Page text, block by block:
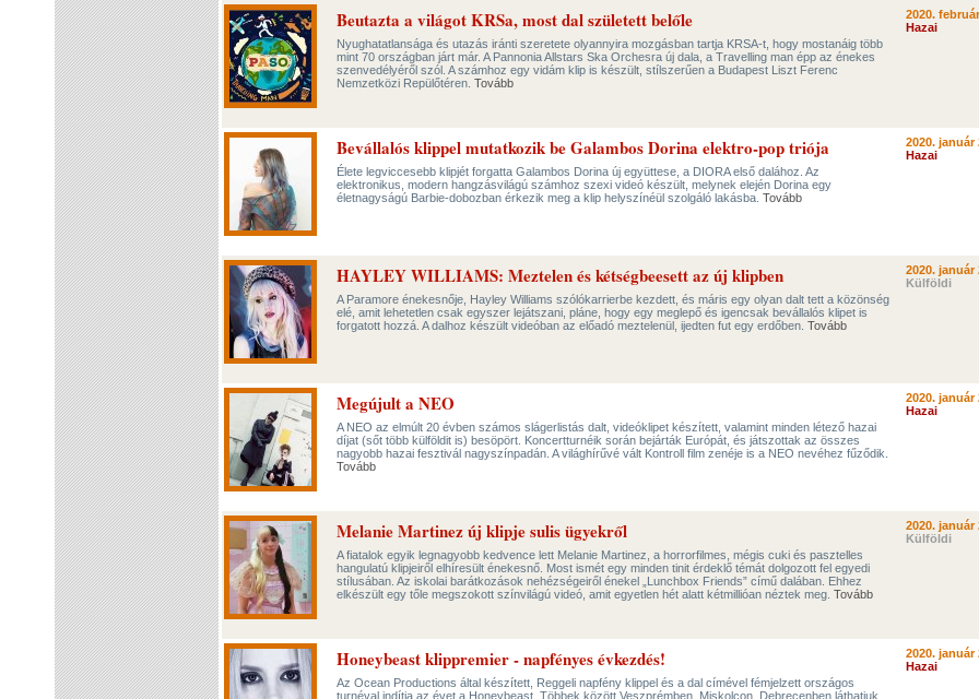
Beutazta a világot KRSa, most dal született belőle
Nyughatatlansága és utazás iránti szeretete olyannyira mozgásban tartja KRSA-t, hogy mostanáig több
mint 70 országban járt már. A Pannonia Allstars Ska Orchesra új dala, a Travelling man épp az énekes
szenvedélyéről szól. A számhoz egy vidám klip is készült, stílszerűen a Budapest Liszt Ferenc
Nemzetközi Repülőtéren. Tovább
2020.
Hazai
Bevállalós klippel mutatkozik be Galambos Dorina elektro-pop triója
Élete legviccesebb klipjét forgatta Galambos Dorina új együttese, a DIORA első dalához. Az
elektronikus, modern hangzásvilágú számhoz szexi videó készült, melynek elején Dorina egy
életnagyságú Barbie-dobozban érkezik meg a klip helyszínéül szolgáló lakásba. Tovább
2020. január
Hazai
HAYLEY WILLIAMS: Meztelen és kétségbeesett az új klipben
A Paramore énekesnője, Hayley Williams szólókarrierbe kezdett, és máris egy olyan dalt tett a közönség
elé, amit lehetetlen csak egyszer lejátszani, pláne, hogy egy meglepő és igencsak bevállalós klipet is
forgatott hozzá. A dalhoz készült videóban az előadó meztelenül, ijedten fut egy erdőben. Tovább
2020. január
Külföldi
Megújult a NEO
A NEO az elmúlt 20 évben számos slágerlistás dalt, videóklipet készített, valamint minden létező hazai
díjat (sőt több külföldit is) besöpört. Koncertturnéik során bejárták Európát, és játszottak az összes
nagyobb hazai fesztivál nagyszínpadán. A világhírűvé vált Kontroll film zenéje is a NEO nevéhez fűződik.
Tovább
2020. január
Hazai
Melanie Martinez új klipje sulis ügyekről
A fiatalok egyik legnagyobb kedvence lett Melanie Martinez, a horrorfilmes, mégis cuki és pasztelles
hangulatú klipjeiről elhíresült énekesnő. Most ismét egy minden tinit érdeklő témát dolgozott fel egyedi
stílusában. Az iskolai barátkozások nehézségeiről énekel „Lunchbox Friends” című dalában. Ehhez
elkészült egy tőle megszokott színvilágú videó, amit egyetlen hét alatt kétmillióan néztek meg. Tovább
2020. január
Külföldi
Honeybeast klippremier - napfényes évkezdés!
Az Ocean Productions által készített, Reggeli napfény klippel és a dal címével fémjelzett országos
turnéval indítja az évet a Honeybeast. Többek között Veszprémben, Miskolcon, Debrecenben láthatjuk
2020. január
Hazai